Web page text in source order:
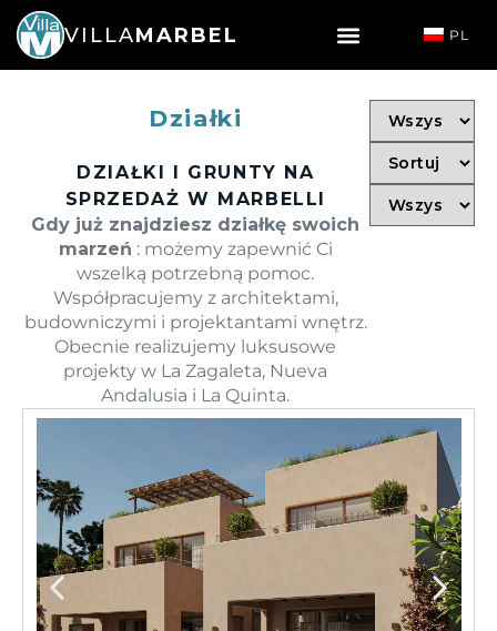
VILLAMARBEL PL
Działki
DZIAŁKI I GRUNTY NA
SPRZEDAŻ W MARBELLI
Gdy już znajdziesz działkę swoich
marzeń : możemy zapewnić Ci
wszelką potrzebną pomoc.
Współpracujemy z architektami,
budowniczymi i projektantami wnętrz.
Obecnie realizujemy luksusowe
projekty w La Zagaleta, Nueva
Andalusia i La Quinta.